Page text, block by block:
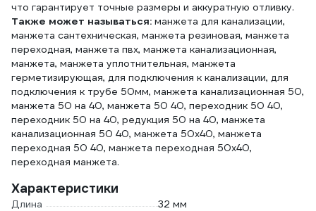
что гарантирует точные размеры и аккуратную отливку.
Также может называться: манжета для канализации,
манжета сантехническая, манжета резиновая, манжета
переходная, манжета пвх, манжета канализационная,
манжета, манжета уплотнительная, манжета
герметизирующая, для подключения к канализации, для
подключения к трубе 50мм, манжета канализационная 50,
манжета 50 на 40, манжета 50 40, переходник 50 40,
переходник 50 на 40, редукция 50 на 40, манжета
канализационная 50 40, манжета 50х40, манжета
переходная 50 40, манжета переходная 50х40,
переходная манжета.
Характеристики
Длина
32 мм